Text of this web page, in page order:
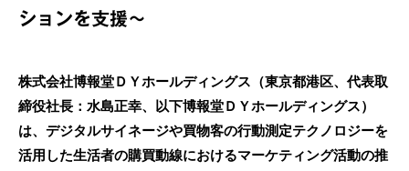
ションを支援～
株式会社博報堂ＤＹホールディングス（東京都港区、代表取
締役社長：水島正幸、以下博報堂ＤＹホールディングス）
は、デジタルサイネージや買物客の行動測定テクノロジーを
活用した生活者の購買動線におけるマーケティング活動の推